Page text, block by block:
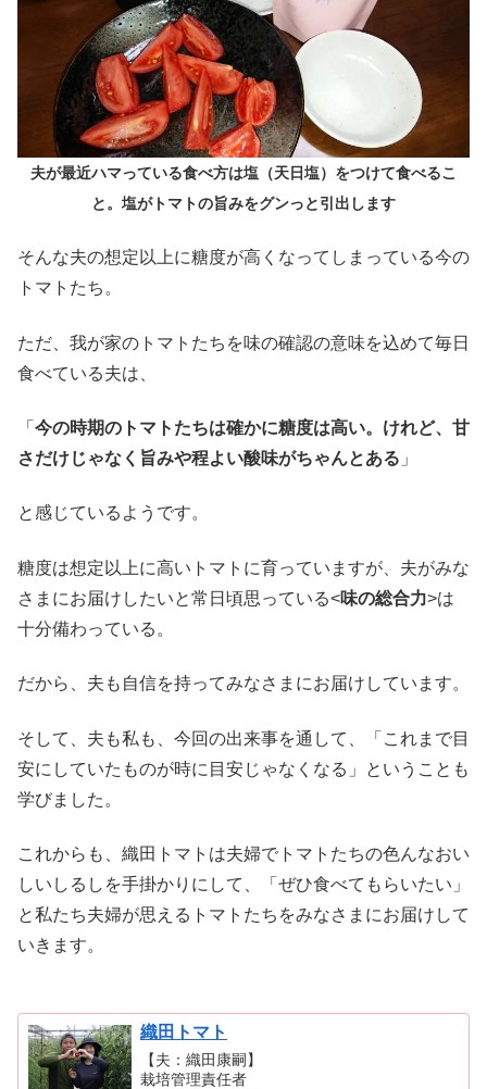
夫が最近ハマっている食べ方は塩（天日塩）をつけて食べるこ
と。塩がトマトの旨みをグンっと引出します
そんな夫の想定以上に糖度が高くなってしまっている今の
トマトたち。
ただ、我が家のトマトたちを味の確認の意味を込めて毎日
食べている夫は、
「 今の時期のトマトたちは確かに糖度は高い。けれど、甘
さだけじゃなく旨みや程よい酸味がちゃんとある 」
と感じているようです。
糖度は想定以上に高いトマトに育っていますが、夫がみな
さまにお届けしたいと常日頃思っている<味の総合力>は
十分備わっている。
だから、夫も自信を持ってみなさまにお届けしています。
そして、夫も私も、今回の出来事を通して、「これまで目
安にしていたものが時に目安じゃなくなる」ということも
学びました。
これからも、織田トマトは夫婦でトマトたちの色んなおい
しいしるしを手掛かりにして、「ぜひ食べてもらいたい」
と私たち夫婦が思えるトマトたちをみなさまにお届けして
いきます。
織田トマト
【夫：織田康嗣】
栽培管理責任者